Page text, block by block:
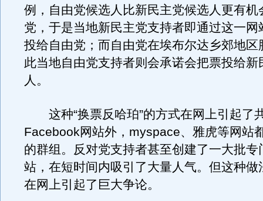
例，自由党候选人比新民主党候选人更有机
党，于是当地新民主党支持者即通过这一网
投给自由党；而自由党在埃布尔达乡郊地区
此当地自由党支持者则会承诺会把票投给新
人。
这种“换票反哈珀”的方式在网上引起了
Facebook网站外，myspace、雅虎等网站
的群组。反对党支持者甚至创建了一大批专
站，在短时间内吸引了大量人气。但这种做
在网上引起了巨大争论。